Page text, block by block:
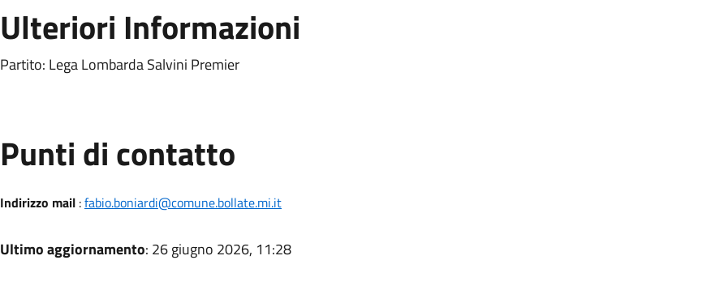
Ulteriori Informazioni
Partito: Lega Lombarda Salvini Premier
Punti di contatto
Indirizzo mail:fabio.boniardi@comune.bollate.mi.it
Ultimo aggiornamento: 26 giugno 2026, 11:28